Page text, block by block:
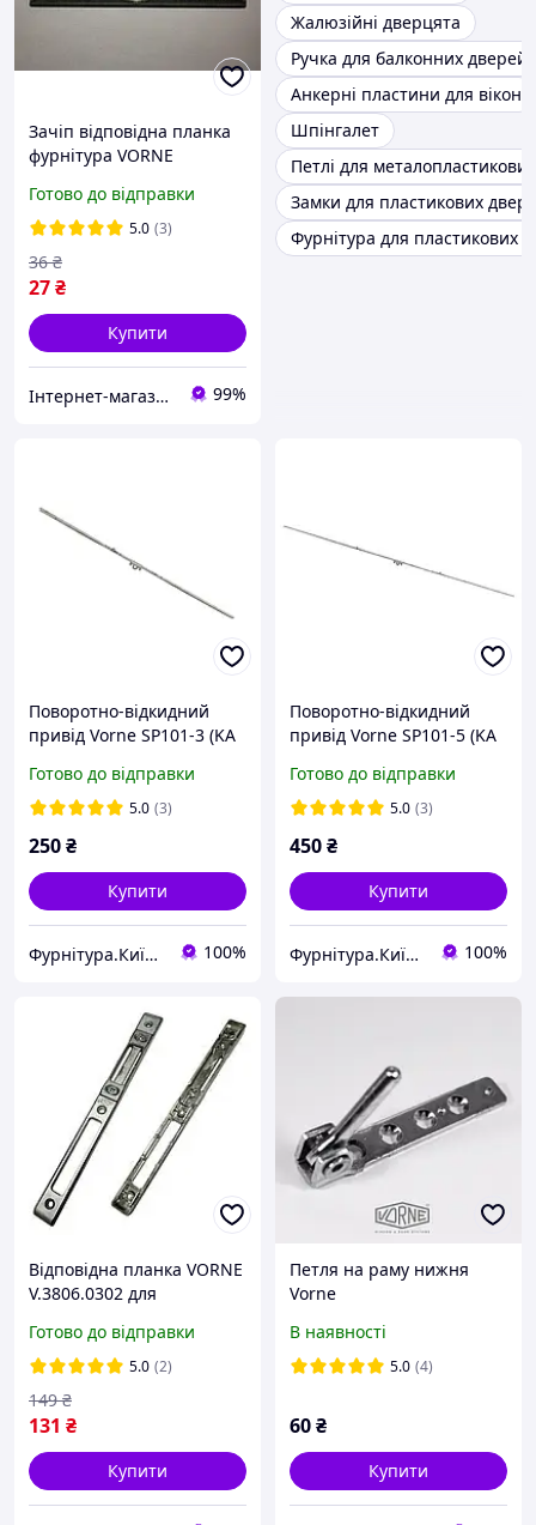
Зачіп відповідна планка
фурнітура VORNE
металопластикових вікон
9 система фурнітури
Готово до відправки
5.0 (3)
27₴
36 ₴
Купити
Інтернет-магазин запчастин до вікон, дверей, жалюзі, ролетів "WENTANA" 99%
Жалюзійні дверцята
Ручка для балконних дверей
Анкерні пластини для вікон
Шпінгалет
Петлі для
Замки для пластикових
Фурнітура для пластикових
Поворотно-відкидний
привід Vorne SP101-3 (KA
Готово до відправки
5.0 (3)
250₴
Купити
Фурнітура.Київ.Юа 100%
Поворотно-відкидний
привід Vorne SP101-5 (KA
Готово до відправки
5.0 (3)
450₴
Купити
Фурнітура.Київ.Юа 100%
Відповідна планка VORNE
V.3806.0302 для
металопластикових
дверей (ПВХ фурнітура)
Готово до відправки
5.0 (2)
131 ₴
149 ₴
Купити
Петля на раму нижня
Vorne
В наявності
5.0 (4)
60₴
Купити